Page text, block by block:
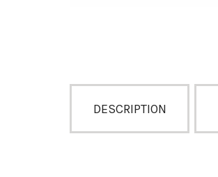
DESCRIPTION